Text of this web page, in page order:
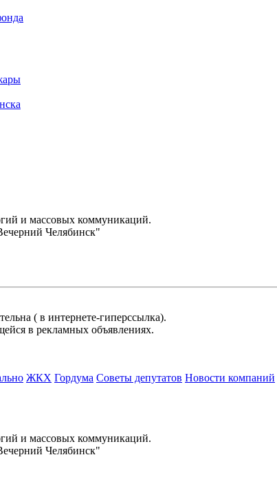
и массовых коммуникаций.
Челябинск"
( в интернете-гиперссылка).
в рекламных объявлениях.
ЖКХ Гордума Советы депутатов Новости компаний
и массовых коммуникаций.
Челябинск"